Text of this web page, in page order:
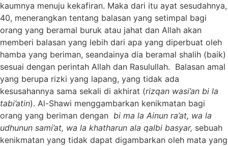
kaumnya menuju kekafiran. Maka dari itu ayat sesudahnya,
40, menerangkan tentang balasan yang setimpal bagi
orang yang beramal buruk atau jahat dan Allah akan
memberi balasan yang lebih dari apa yang diperbuat oleh
hamba yang beriman, seandainya dia beramal shalih (baik)
sesuai dengan perintah Allah dan Rasulullah. Balasan amal
yang berupa rizki yang lapang, yang tidak ada
kesusahannya sama sekali di akhirat (rizqan wasi’an bi la
tabi’atin). Al-Shawi menggambarkan kenikmatan bagi
orang yang beriman dengan bi ma la Ainun ra’at, wa la
udhunun sami’at, wa la khatharun ala qalbi basyar, sebuah
kenikmatan yang tidak dapat digambarkan oleh mata yang